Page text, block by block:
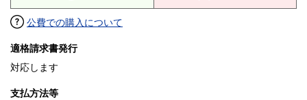
公費での購入について
適格請求書発行
対応します
支払方法等